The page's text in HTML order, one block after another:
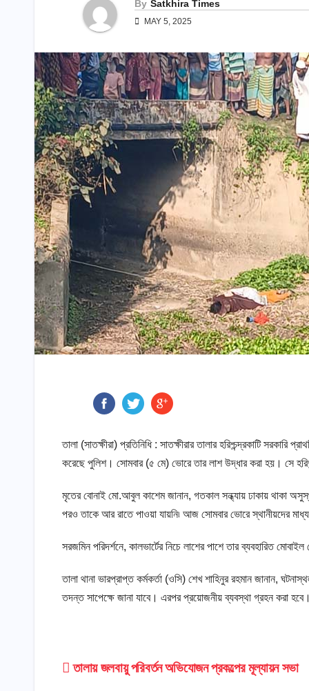
By Satkhira Times
MAY 5, 2025
তালা (সাতক্ষীরা) প্রতিনিধি : সাতক্ষীরার তালার হরিশ্চন্দ্রকাটি
করেছে পুলিশ। সোমবার (৫ মে) ভোরে তার লাশ উদ্ধার করা হয়। সে
মৃতের বোনাই মো.আবুল কাশেম জানান, গতকাল সন্ধ্যায় ঢাকায় থাকা
পরও তাকে আর রাতে পাওয়া যায়নি৷ আজ সোমবার ভোরে স্থানীয়দের
সরজমিন পরিদর্শনে, কালভার্টের নিচে লাশের পাশে তার ব্যবহারিত
তালা থানা ভারপ্রাপ্ত কর্মকর্তা (ওসি) শেখ শাহিনুর রহমান জানান,
তদন্ত সাপেক্ষে জানা যাবে। এরপর প্রয়োজনীয় ব্যবস্থা গ্রহন করা হবে।
Post
তালায় জলবায়ু পরিবর্তন অভিযোজন প্রকল্পের মূল্যায়ন সভা